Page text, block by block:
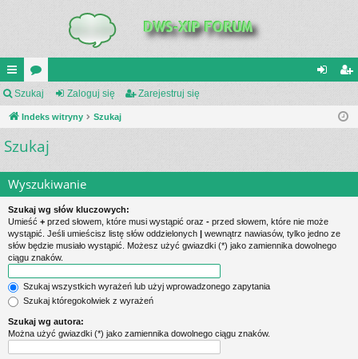
UI
C
K
IN
K
S
or
a ej
Szukaj Zaloguj się Zarejestruj się
Indeks witryny Szukaj
Szukaj
Wyszukiwanie
Szukaj wg słów kluczowych:
Umieść + przed słowem, które musi wystąpić oraz - przed słowem, które nie może
wystąpić. Jeśli umieścisz listę słów oddzielonych | wewnątrz nawiasów, tylko jedno ze
słów będzie musiało wystąpić. Możesz użyć gwiazdki (*) jako zamiennika dowolnego
ciągu znaków.
Szukaj wszystkich wyrażeń lub użyj wprowadzonego zapytania
Szukaj któregokolwiek z wyrażeń
Szukaj wg autora:
Można użyć gwiazdki (*) jako zamiennika dowolnego ciągu znaków.